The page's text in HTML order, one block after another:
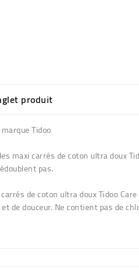
produit
Tidoo
maxi carrés de coton ultra doux
pas.
de coton ultra doux Tidoo
de douceur. Ne contient pas de